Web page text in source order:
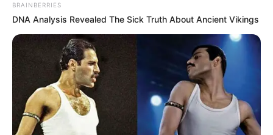
BRAINBERRIES
DNA Analysis Revealed The Sick Truth About Ancient Vikings